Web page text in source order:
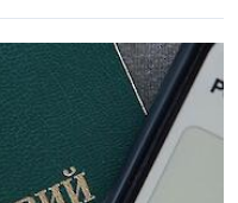
нормы
граждан